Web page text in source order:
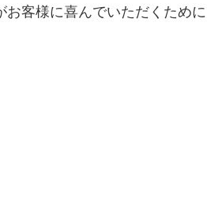
お客様に喜んでいただくために